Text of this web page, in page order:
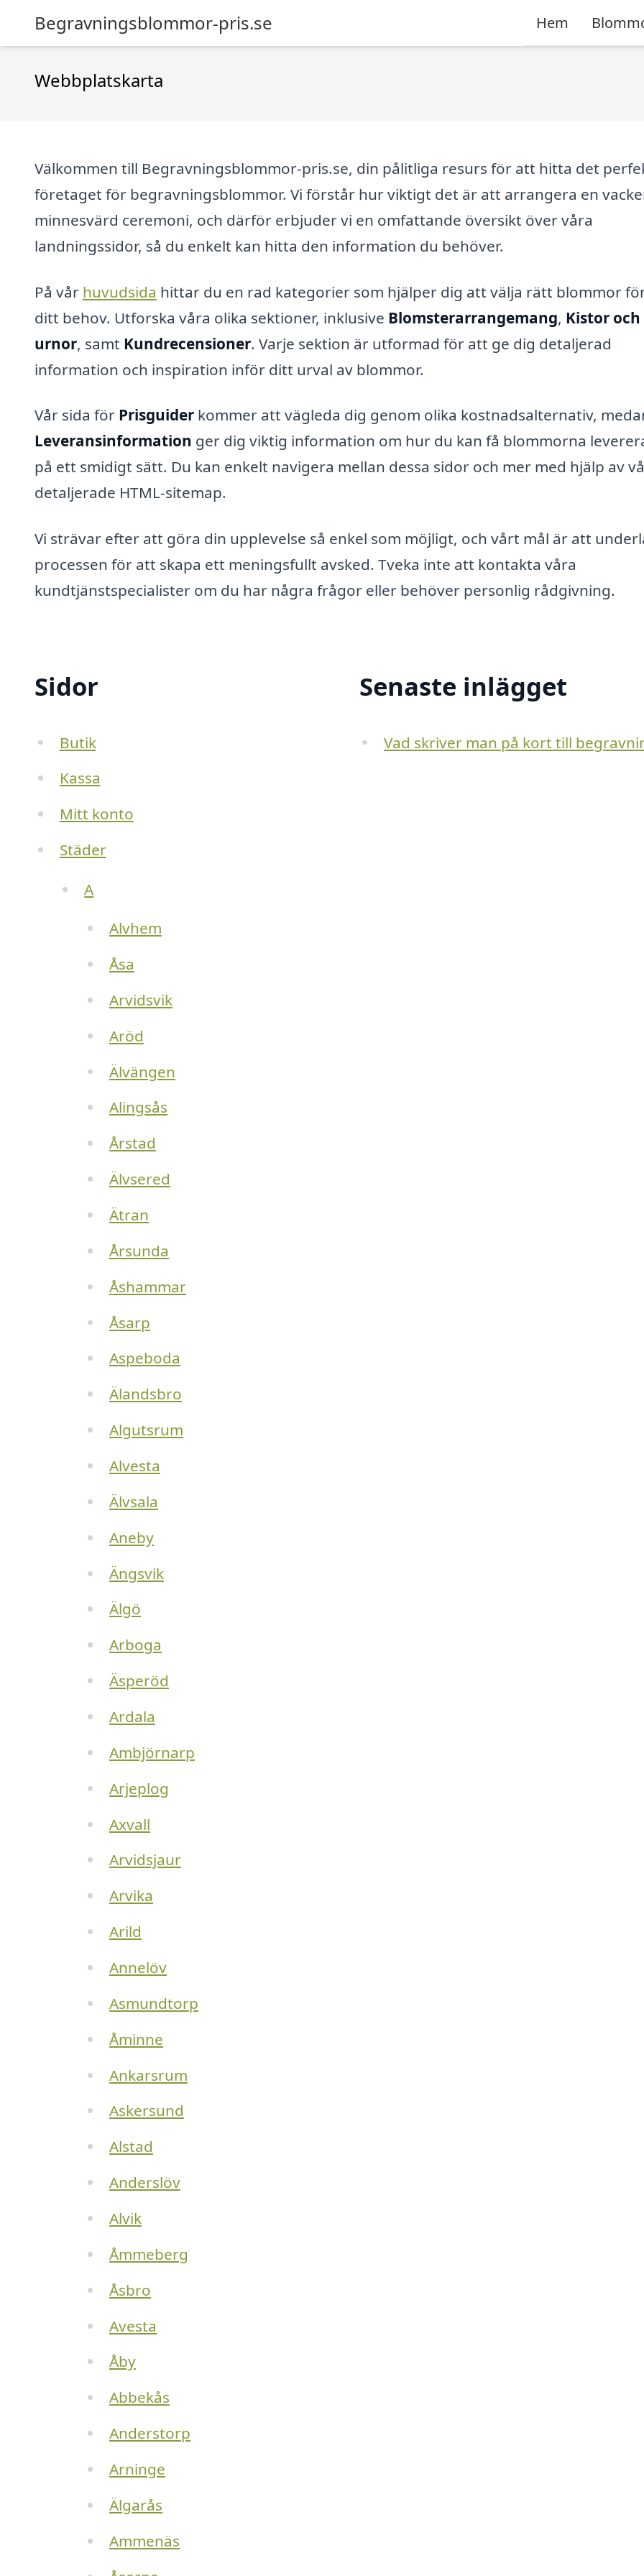
Begravningsblommor-pris.se Hem
Webbplatskarta
Välkommen till Begravningsblommor-pris.se, din pålitliga resurs för att hitta det
företaget för begravningsblommor. Vi förstår hur viktigt det är att arrangera en
minnesvärd ceremoni, och därför erbjuder vi en omfattande översikt över våra
landningssidor, så du enkelt kan hitta den information du behöver.
På vår huvudsida hittar du en rad kategorier som hjälper dig att välja rätt blommor
ditt behov. Utforska våra olika sektioner, inklusive Blomsterarrangemang, Kistor och
urnor, samt Kundrecensioner. Varje sektion är utformad för att ge dig detaljerad
information och inspiration inför ditt urval av blommor.
Vår sida för Prisguider kommer att vägleda dig genom olika kostnadsalternativ,
Leveransinformation ger dig viktig information om hur du kan få blommorna
på ett smidigt sätt. Du kan enkelt navigera mellan dessa sidor och mer med hjälp av
detaljerade HTML-sitemap.
Vi strävar efter att göra din upplevelse så enkel som möjligt, och vårt mål är att
processen för att skapa ett meningsfullt avsked. Tveka inte att kontakta våra
kundtjänstspecialister om du har några frågor eller behöver personlig rådgivning.
Sidor
Butik
Kassa
Mitt konto
Städer
A
Alvhem
Åsa
Arvidsvik
Aröd
Älvängen
Alingsås
Årstad
Älvsered
Ätran
Årsunda
Åshammar
Åsarp
Aspeboda
Älandsbro
Algutsrum
Alvesta
Älvsala
Aneby
Ängsvik
Älgö
Arboga
Äsperöd
Ardala
Ambjörnarp
Arjeplog
Axvall
Arvidsjaur
Arvika
Arild
Annelöv
Asmundtorp
Åminne
Ankarsrum
Askersund
Alstad
Anderslöv
Alvik
Åmmeberg
Åsbro
Avesta
Åby
Abbekås
Anderstorp
Arninge
Älgarås
Ammenäs
Senaste inlägget
Vad skriver man på kort till